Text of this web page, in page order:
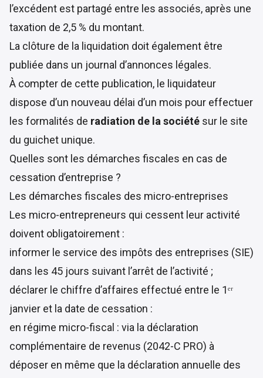
l’excédent est partagé entre les associés, après une
taxation de 2,5 % du montant.
La clôture de la liquidation doit également être
publiée dans un journal d’annonces légales.
À compter de cette publication, le liquidateur
dispose d’un nouveau délai d’un mois pour effectuer
les formalités de radiation de la société sur le site
du guichet unique.
Quelles sont les démarches fiscales en cas de
cessation d’entreprise ?
Les démarches fiscales des micro-entreprises
Les micro-entrepreneurs qui cessent leur activité
doivent obligatoirement :
informer le service des impôts des entreprises (SIE)
dans les 45 jours suivant l’arrêt de l’activité ;
déclarer le chiffre d’affaires effectué entre le 1ᵉʳ
janvier et la date de cessation :
en régime micro-fiscal : via la déclaration
complémentaire de revenus (2042-C PRO) à
déposer en même que la déclaration annuelle des